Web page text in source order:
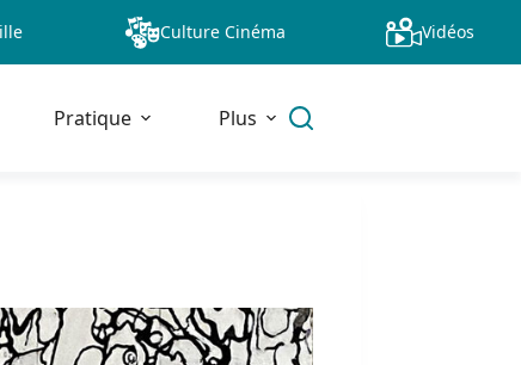
Culture Cinéma Vidéos
Pratique Plus